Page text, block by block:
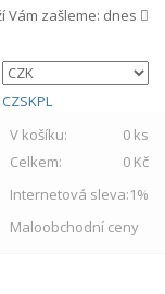
Vám zašleme: dnes
CZSKPL
V košíku:
0 ks
Celkem:
0 Kč
Internetová sleva:1%
Maloobchodní ceny